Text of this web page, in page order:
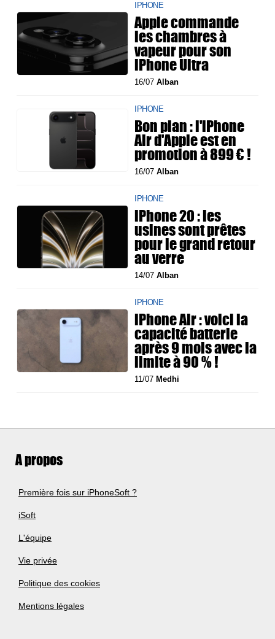
IPHONE
Apple commande
les chambres à
vapeur pour son
iPhone Ultra
16/07Alban
IPHONE
Bon plan : l'iPhone
Air d'Apple est en
promotion à 899 € !
16/07Alban
IPHONE
iPhone 20 : les
usines sont prêtes
pour le grand retour
au verre
14/07Alban
IPHONE
iPhone Air : voici la
capacité batterie
après 9 mois avec la
limite à 90 % !
11/07 Medhi
A propos
Première fois sur iPhoneSoft ?
iSoft
L'équipe
Vie privée
Politique des cookies
Mentions légales